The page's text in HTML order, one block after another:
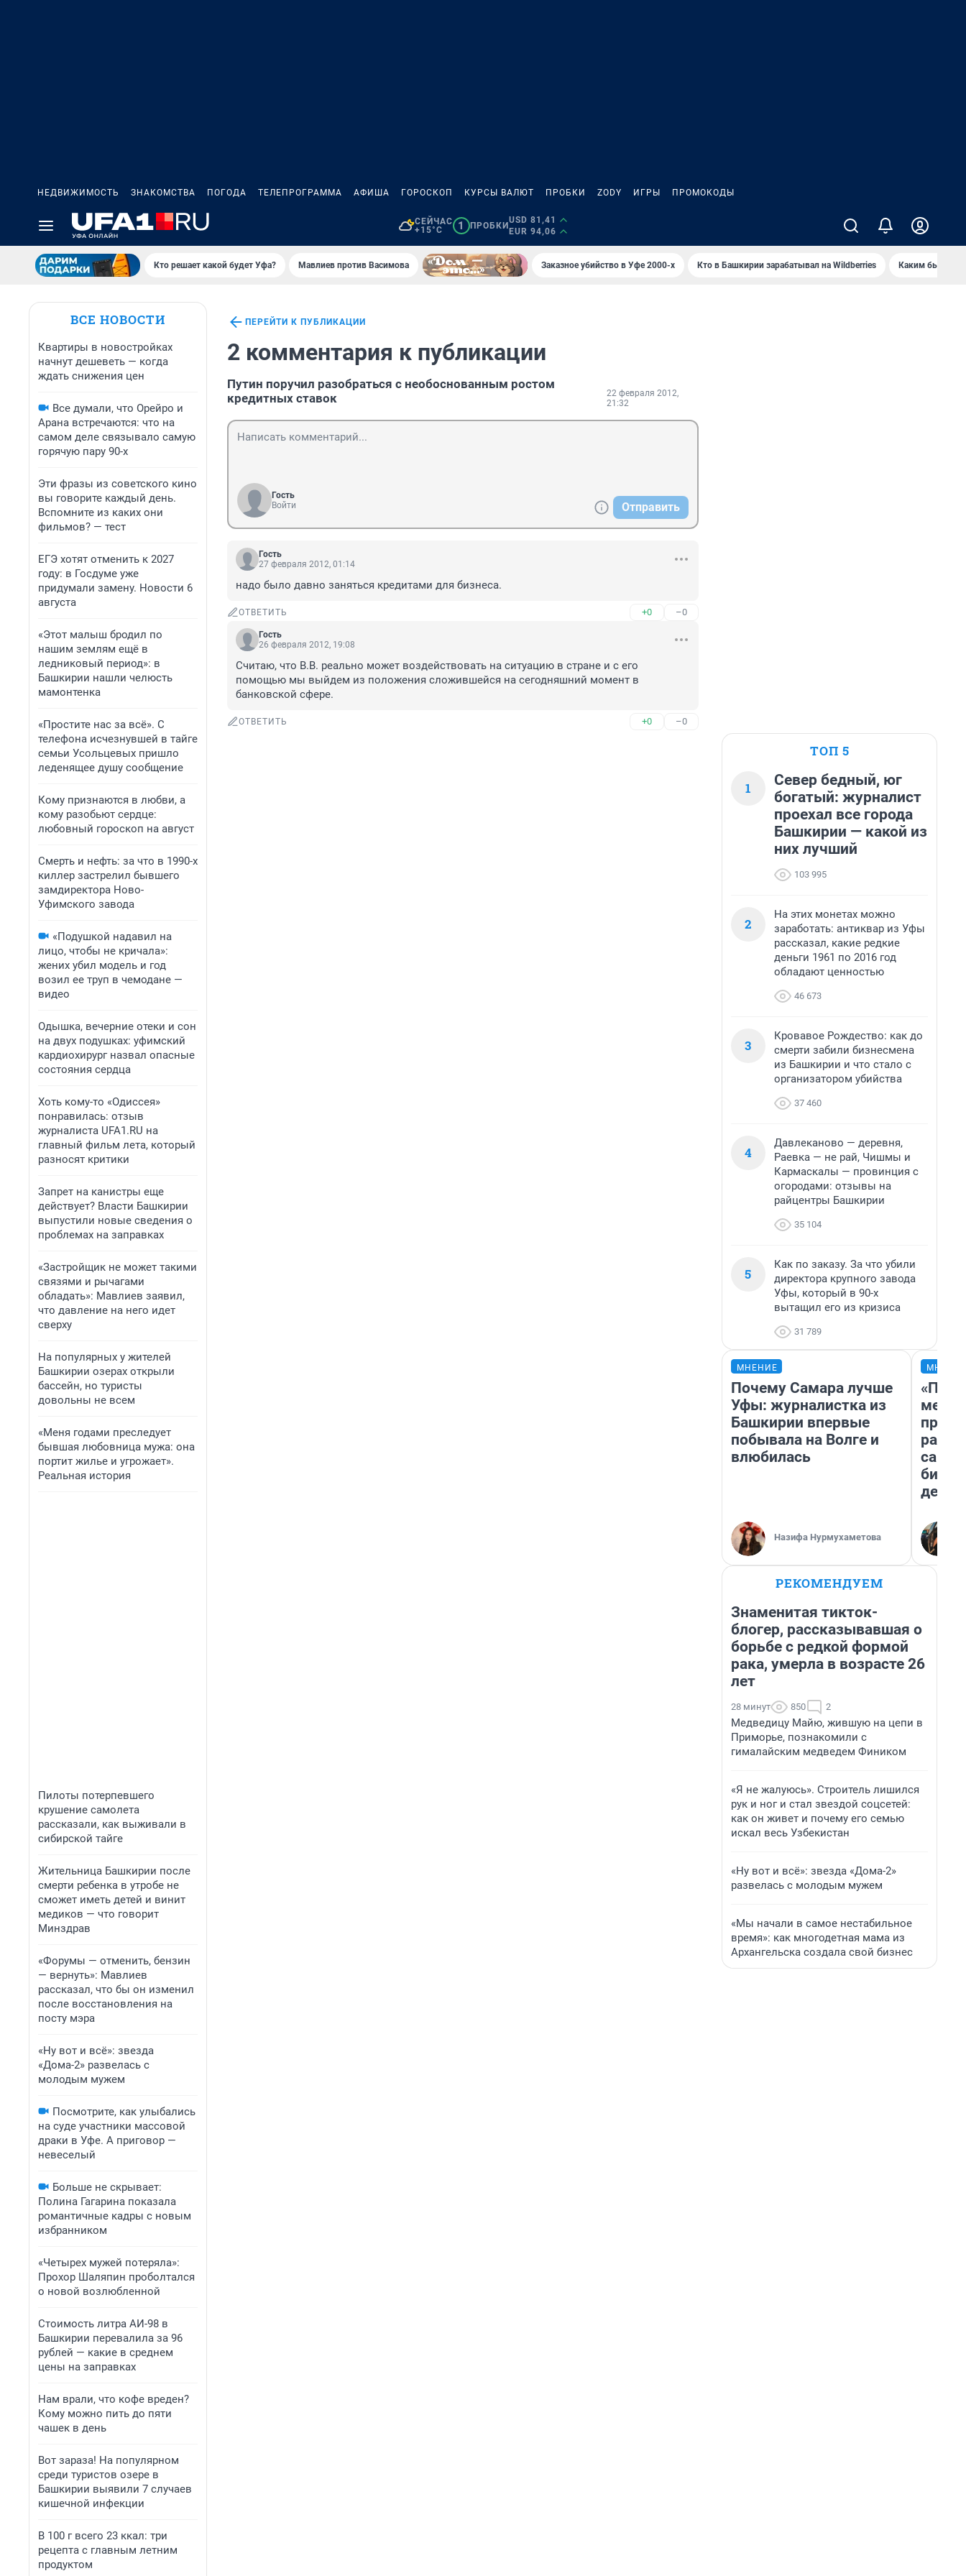
НЕДВИЖИМОСТЬ ЗНАКОМСТВА ПОГОДА ТЕЛЕПРОГРАММА АФИША ГОРОСКОП КУРСЫ ВАЛЮТ ПРОБКИ ZODY ИГРЫ ПРОМОКОДЫ
СЕЙЧАС
+15°C
1 ПРОБКИ
USD 81,41
EUR 94,06
Кто решает какой будет Уфа? Мавлиев против Васимова Заказное убийство в Уфе 2000-х Кто в Башкирии зарабатывал на Wildberries Каким было
ВСЕ НОВОСТИ
Квартиры в новостройках
начнут дешеветь — когда
ждать снижения цен
Все думали, что Орейро и
Арана встречаются: что на
самом деле связывало самую
горячую пару 90-х
Эти фразы из советского кино
вы говорите каждый день.
Вспомните из каких они
фильмов? — тест
ЕГЭ хотят отменить к 2027
году: в Госдуме уже
придумали замену. Новости 6
августа
«Этот малыш бродил по
нашим землям ещё в
ледниковый период»: в
Башкирии нашли челюсть
мамонтенка
«Простите нас за всё». С
телефона исчезнувшей в тайге
семьи Усольцевых пришло
леденящее душу сообщение
Кому признаются в любви, а
кому разобьют сердце:
любовный гороскоп на август
Смерть и нефть: за что в 1990-х
киллер застрелил бывшего
замдиректора Ново-
Уфимского завода
«Подушкой надавил на
лицо, чтобы не кричала»:
жених убил модель и год
возил ее труп в чемодане —
видео
Одышка, вечерние отеки и сон
на двух подушках: уфимский
кардиохирург назвал опасные
состояния сердца
Хоть кому-то «Одиссея»
понравилась: отзыв
журналиста UFA1.RU на
главный фильм лета, который
разносят критики
Запрет на канистры еще
действует? Власти Башкирии
выпустили новые сведения о
проблемах на заправках
«Застройщик не может такими
связями и рычагами
обладать»: Мавлиев заявил,
что давление на него идет
сверху
На популярных у жителей
Башкирии озерах открыли
бассейн, но туристы
довольны не всем
«Меня годами преследует
бывшая любовница мужа: она
портит жилье и угрожает».
Реальная история
Пилоты потерпевшего
крушение самолета
рассказали, как выживали в
сибирской тайге
Жительница Башкирии после
смерти ребенка в утробе не
сможет иметь детей и винит
медиков — что говорит
Минздрав
«Форумы — отменить, бензин
— вернуть»: Мавлиев
рассказал, что бы он изменил
после восстановления на
посту мэра
«Ну вот и всё»: звезда
«Дома-2» развелась с
молодым мужем
Посмотрите, как улыбались
на суде участники массовой
драки в Уфе. А приговор —
невеселый
Больше не скрывает:
Полина Гагарина показала
романтичные кадры с новым
избранником
«Четырех мужей потеряла»:
Прохор Шаляпин проболтался
о новой возлюбленной
Стоимость литра АИ-98 в
Башкирии перевалила за 96
рублей — какие в среднем
цены на заправках
Нам врали, что кофе вреден?
Кому можно пить до пяти
чашек в день
Вот зараза! На популярном
среди туристов озере в
Башкирии выявили 7 случаев
кишечной инфекции
В 100 г всего 23 ккал: три
рецепта с главным летним
продуктом
ПЕРЕЙТИ К ПУБЛИКАЦИИ
2 комментария к публикации
Путин поручил разобраться с необоснованным ростом
кредитных ставок
22 февраля 2012,
21:32
Гость
Войти
Отправить
Гость
27 февраля 2012, 01:14
надо было давно заняться кредитами для бизнеса.
ОТВЕТИТЬ +0 –0
Гость
26 февраля 2012, 19:08
Считаю, что В.В. реально может воздействовать на ситуацию в стране и с его
помощью мы выйдем из положения сложившейся на сегодняшний момент в
банковской сфере.
ОТВЕТИТЬ +0 –0
ТОП 5
1
Север бедный, юг
богатый: журналист
проехал все города
Башкирии — какой из
них лучший
103 995
2
На этих монетах можно
заработать: антиквар из Уфы
рассказал, какие редкие
деньги 1961 по 2016 год
обладают ценностью
46 673
3
Кровавое Рождество: как до
смерти забили бизнесмена
из Башкирии и что стало с
организатором убийства
37 460
4
Давлеканово — деревня,
Раевка — не рай, Чишмы и
Кармаскалы — провинция с
огородами: отзывы на
райцентры Башкирии
35 104
5
Как по заказу. За что убили
директора крупного завода
Уфы, который в 90-х
вытащил его из кризиса
31 789
МНЕНИЕ
Почему Самара лучше
Уфы: журналистка из
Башкирии впервые
побывала на Волге и
влюбилась
Назифа Нурмухаметова
РЕКОМЕНДУЕМ
Знаменитая тикток-
блогер, рассказывавшая о
борьбе с редкой формой
рака, умерла в возрасте 26
лет
28 минут 850 2
Медведицу Майю, жившую на цепи в
Приморье, познакомили с
гималайским медведем Фиником
«Я не жалуюсь». Строитель лишился
рук и ног и стал звездой соцсетей:
как он живет и почему его семью
искал весь Узбекистан
«Ну вот и всё»: звезда «Дома-2»
развелась с молодым мужем
«Мы начали в самое нестабильное
время»: как многодетная мама из
Архангельска создала свой бизнес